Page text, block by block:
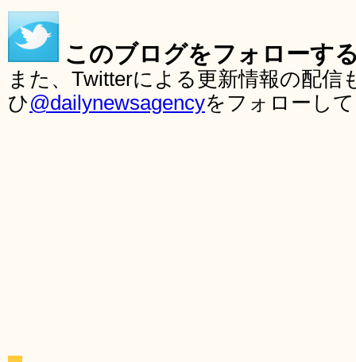
このブログをフォローす
また、Twitterによる更新情報の配
ひ@dailynewsagencyをフォローし